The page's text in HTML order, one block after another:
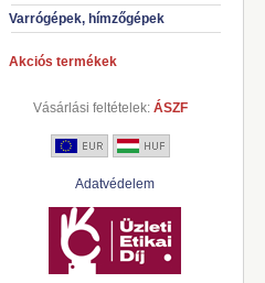
Varrógépek, hímzőgépek
Akciós termékek
Vásárlási feltételek: ÁSZF
Adatvédelem